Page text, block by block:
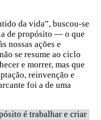
da vida”, buscou-se
de propósito — o que
nossas ações e
se resume ao ciclo
e morrer, mas que
reinvenção e
foi a de uma
é trabalhar e criar